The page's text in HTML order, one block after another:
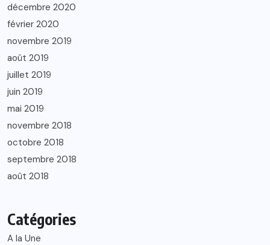
décembre 2020
février 2020
novembre 2019
août 2019
juillet 2019
juin 2019
mai 2019
novembre 2018
octobre 2018
septembre 2018
août 2018
Catégories
A la Une